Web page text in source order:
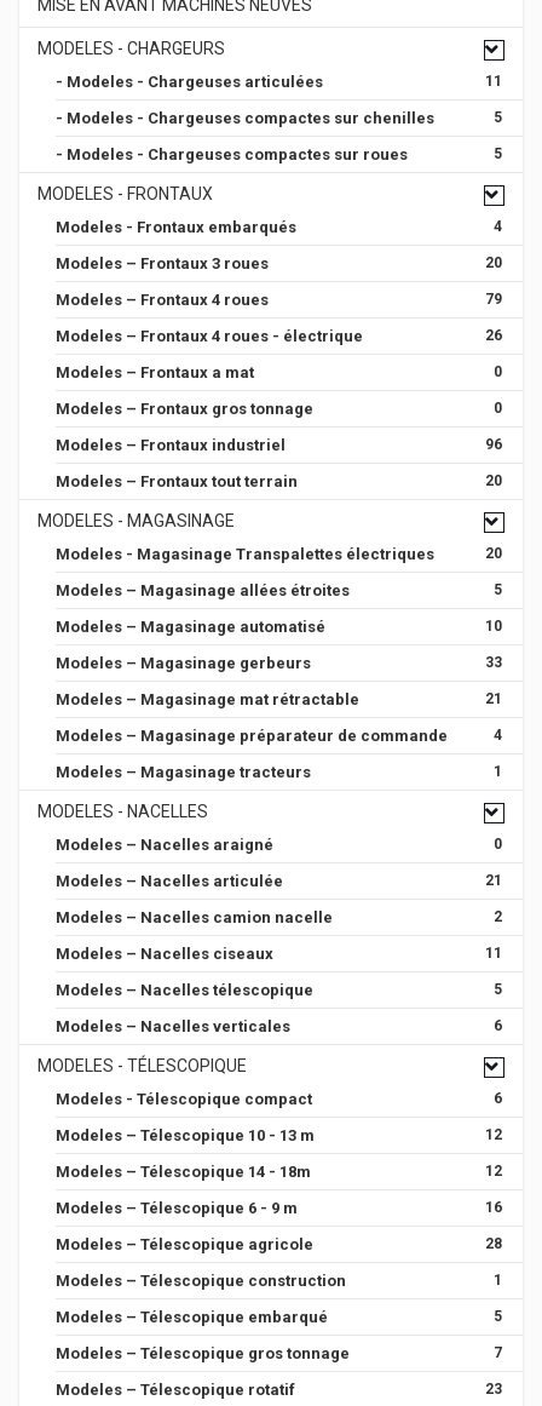
MISE EN AVANT MACHINES NEUVES
MODELES - CHARGEURS
- Modeles - Chargeuses articulées 11
- Modeles - Chargeuses compactes sur chenilles 5
- Modeles - Chargeuses compactes sur roues 5
MODELES - FRONTAUX
Modeles - Frontaux embarqués 4
Modeles – Frontaux 3 roues 20
Modeles – Frontaux 4 roues 79
Modeles – Frontaux 4 roues - électrique 26
Modeles – Frontaux a mat 0
Modeles – Frontaux gros tonnage 0
Modeles – Frontaux industriel 96
Modeles – Frontaux tout terrain 20
MODELES - MAGASINAGE
Modeles - Magasinage Transpalettes électriques 20
Modeles – Magasinage allées étroites 5
Modeles – Magasinage automatisé 10
Modeles – Magasinage gerbeurs 33
Modeles – Magasinage mat rétractable 21
Modeles – Magasinage préparateur de commande 4
Modeles – Magasinage tracteurs 1
MODELES - NACELLES
Modeles – Nacelles araigné 0
Modeles – Nacelles articulée 21
Modeles – Nacelles camion nacelle 2
Modeles – Nacelles ciseaux 11
Modeles – Nacelles télescopique 5
Modeles – Nacelles verticales 6
MODELES - TÉLESCOPIQUE
Modeles - Télescopique compact 6
Modeles – Télescopique 10 - 13 m 12
Modeles – Télescopique 14 - 18m 12
Modeles – Télescopique 6 - 9 m 16
Modeles – Télescopique agricole 28
Modeles – Télescopique construction 1
Modeles – Télescopique embarqué 5
Modeles – Télescopique gros tonnage 7
Modeles – Télescopique rotatif 23